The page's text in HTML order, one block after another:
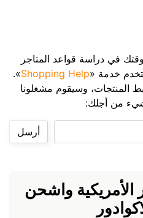
في دراسة قواعد المتاجر
خدمة «Shopping Help
».
المنتجات، وسيقوم مشغلونا
من أجلك:
أرسل
واشحن